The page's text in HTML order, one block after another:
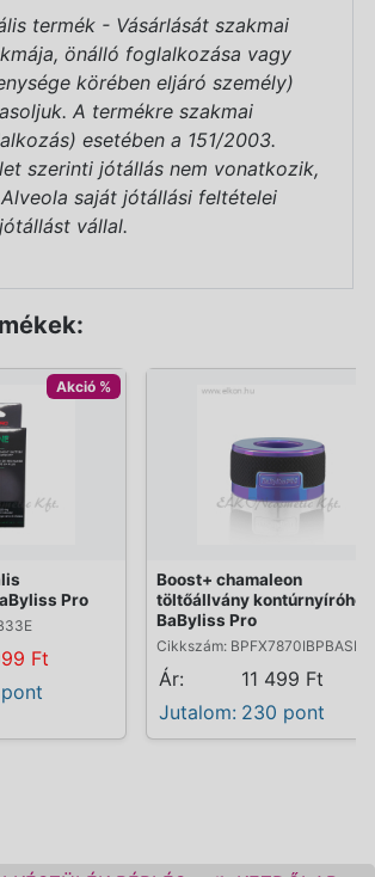
termék - Vásárlását szakmai
önálló foglalkozása vagy
körében eljáró személy)
A termékre szakmai
esetében a 151/2003.
szerinti jótállás nem vonatkozik,
saját jótállási feltételei
vállal.
Akció %
Pro
Ft
Boost+ chamaleon
töltőállvány
BaByliss Pro
Cikkszám: BPFX7870IBPBASE
Ár:
11 499 Ft
Jutalom: 230 pont